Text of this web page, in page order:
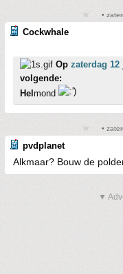
•
Cockwhale
Op zaterdag 12
volgende:
Hel mond
•
pvdplanet
Alkmaar? Bouw de
▼